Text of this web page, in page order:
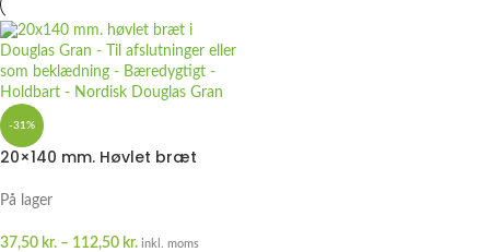
-31%
20×140 mm. Høvlet bræt
På lager
37,50 kr. – 112,50 kr. inkl. moms